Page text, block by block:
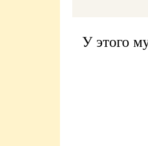
У этого